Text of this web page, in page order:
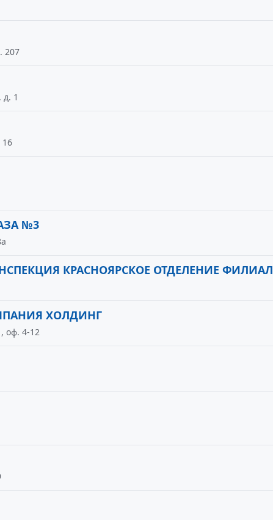
207
1
16
№3
КРАСНОЯРСКОЕ ОТДЕЛЕНИЕ ФИЛИАЛ
ХОЛДИНГ
оф. 4-12